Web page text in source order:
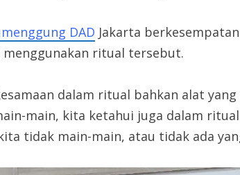
DAD Jakarta
menggunakan ritual tersebut.
dalam ritual bahkan alat
main, kita ketahui juga dalam
tidak main-main, atau tidak ada